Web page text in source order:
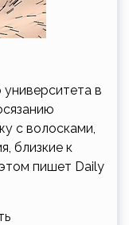
университета в
с волосками,
близкие к
пишет Daily